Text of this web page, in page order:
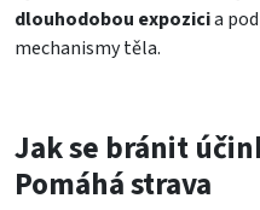
dlouhodobou expozicia
mechanismy těla.
Jak se bránit
Pomáhá strava